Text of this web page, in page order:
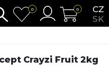
CZ
SK
0 0
Crayzi Fruit 2kg